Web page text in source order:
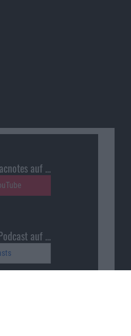
auf …
auf …